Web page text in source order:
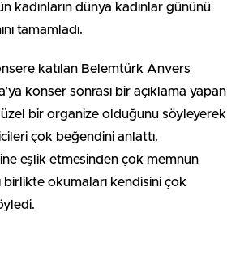
kadınların dünya kadınlar gününü
tamamladı.
katılan Belemtürk Anvers
konser sonrası bir açıklama yapan
bir organize olduğunu söyleyerek
çok beğendini anlattı.
eşlik etmesinden çok memnun
birlikte okumaları kendisini çok